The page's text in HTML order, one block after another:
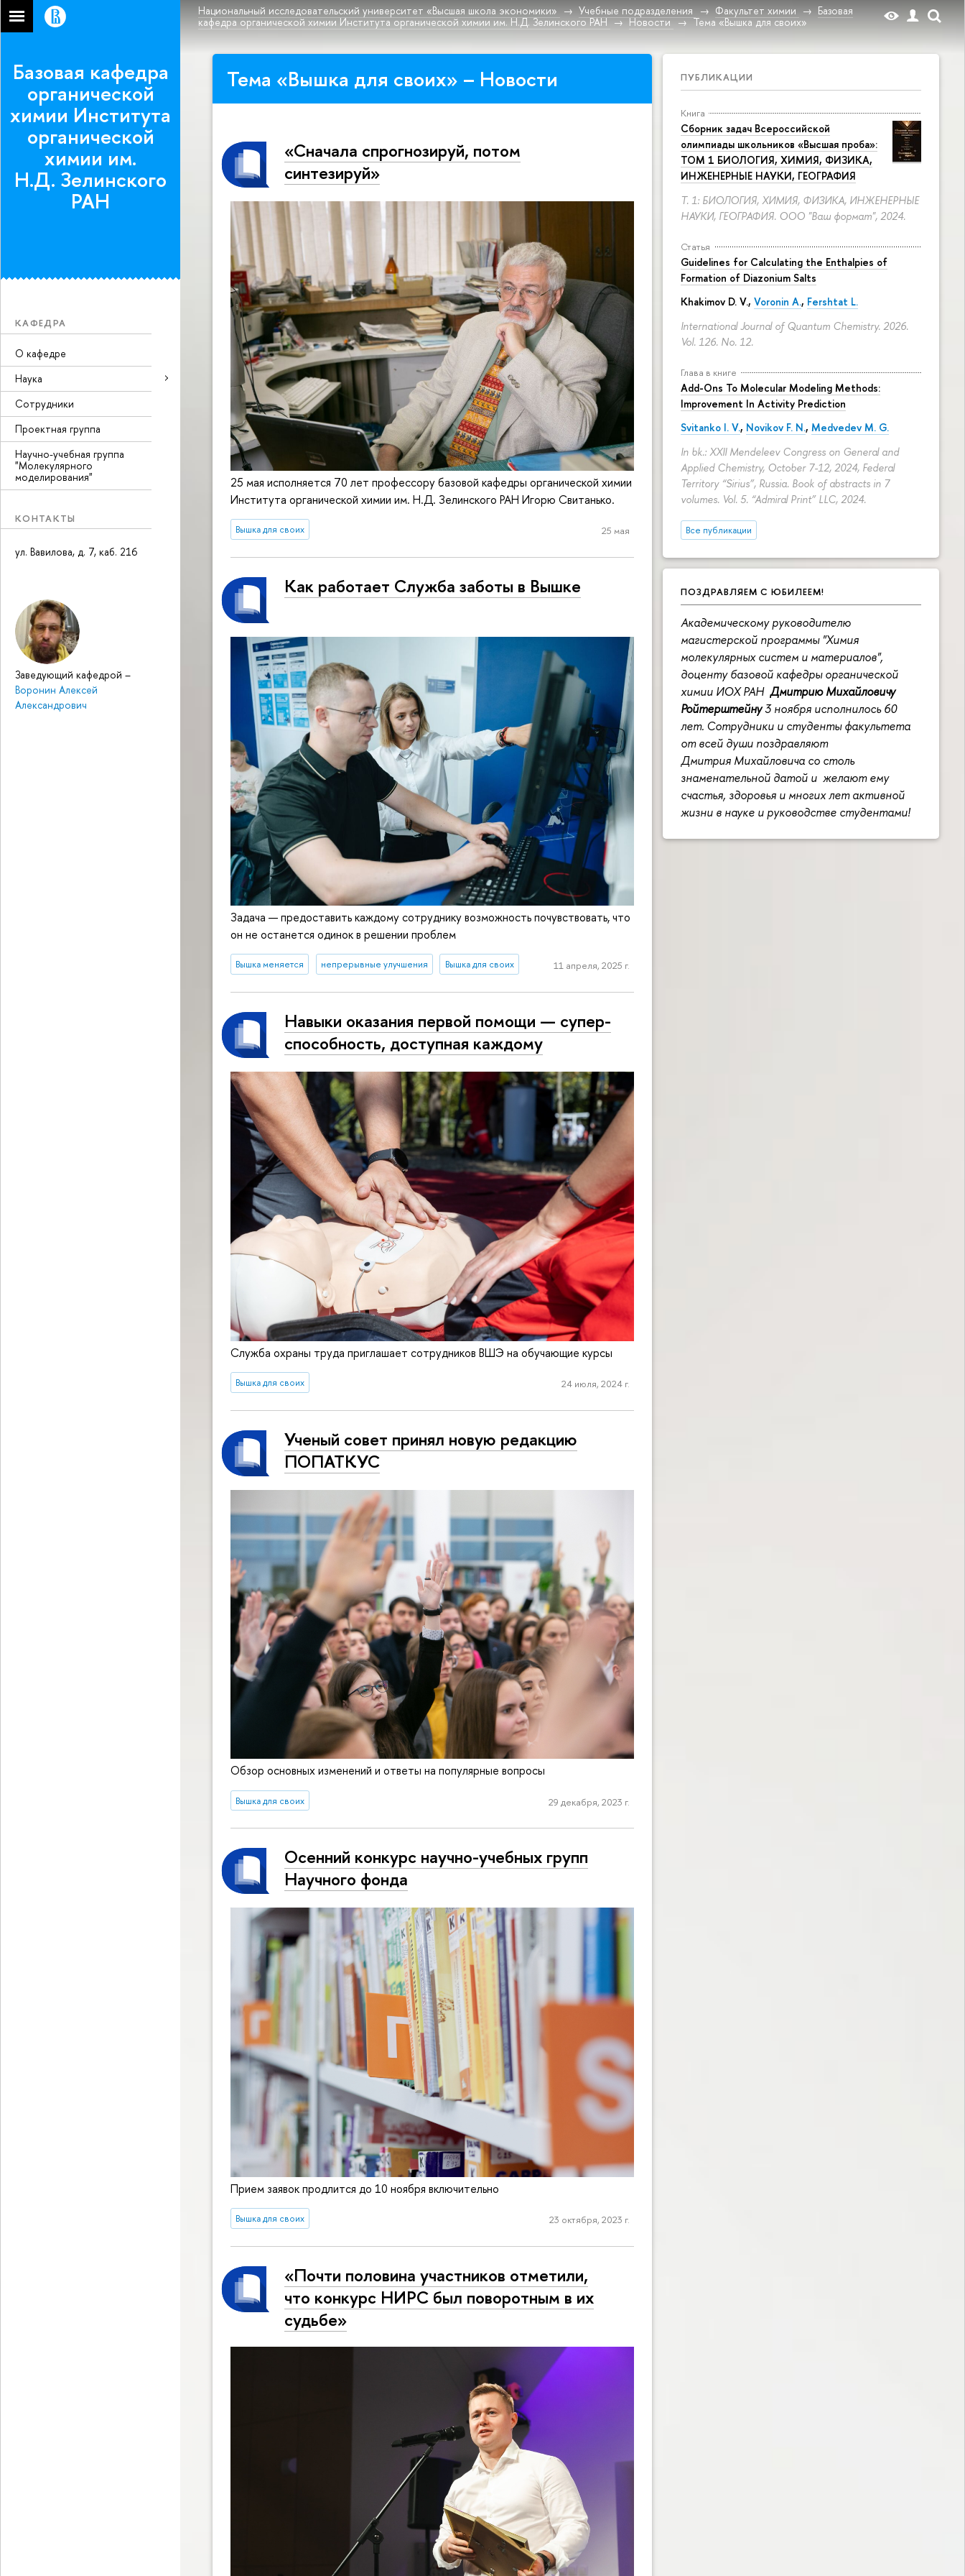
Национальный исследовательский университет «Высшая школа экономики» Учебные подразделения Факультет химии
Базовая
кафедра органической химии Института органической химии им. Н.Д. Зелинского РАН
Новости Тема «Вышка для своих»
Базовая кафедра
органической
химии Института
органической
химии им.
Н.Д. Зелинского
РАН
КАФЕДРА
О кафедре
Наука
Сотрудники
Проектная группа
Научно-учебная группа
"Молекулярного
моделирования"
КОНТАКТЫ
ул. Вавилова, д. 7, каб. 216
Заведующий кафедрой –
Воронин Алексей
Александрович
ПУБЛИКАЦИИ
Книга
Сборник задач Всероссийской
олимпиады школьников «Высшая проба»:
ТОМ 1 БИОЛОГИЯ, ХИМИЯ, ФИЗИКА,
ИНЖЕНЕРНЫЕ НАУКИ, ГЕОГРАФИЯ
Т. 1: БИОЛОГИЯ, ХИМИЯ, ФИЗИКА, ИНЖЕНЕРНЫЕ
НАУКИ, ГЕОГРАФИЯ. ООО "Ваш формат", 2024.
Статья
Guidelines for Calculating the Enthalpies of
Formation of Diazonium Salts
Khakimov D. V., Voronin A., Fershtat L.
International Journal of Quantum Chemistry. 2026.
Vol. 126. No. 12.
Глава в книге
Add-Ons To Molecular Modeling Methods:
Improvement In Activity Prediction
Svitanko I. V., Novikov F. N., Medvedev M. G.
In bk.: XXII Mendeleev Congress on General and
Applied Chemistry, October 7-12, 2024, Federal
Territory “Sirius”, Russia. Book of abstracts in 7
volumes. Vol. 5. “Admiral Print” LLC, 2024.
Все публикации
ПОЗДРАВЛЯЕМ С ЮБИЛЕЕМ!
Академическому руководителю
магистерской программы "Химия
молекулярных систем и материалов",
доценту базовой кафедры органической
химии ИОХ РАН Дмитрию Михайловичу
Ройтерштейну3 ноября исполнилось 60
лет. Сотрудники и студенты факультета
от всей души поздравляют
Дмитрия Михайловича со столь
знаменательной датой и желают ему
счастья, здоровья и многих лет активной
жизни в науке и руководстве студентами!
Тема «Вышка для своих» – Новости
«Сначала спро­гно­зи­руй, потом
синтезируй»
25 мая исполняется 70 лет профессору базовой кафедры органической химии
Института органической химии им. Н.Д. Зелинского РАН Игорю Свитанько.
Вышка для своих 25 мая
Как работает Служба заботы в Вышке
Задача — предоставить каждому сотруднику возможность почувствовать, что
он не останется одинок в решении проблем
Вышка меняется непрерывные улучшения Вышка для своих 11 апреля, 2025 г.
Навыки оказания первой помощи — су­пер­
спо­соб­ность, доступная каждому
Служба охраны труда приглашает сотрудников ВШЭ на обучающие курсы
Вышка для своих 24 июля, 2024 г.
Ученый совет принял новую редакцию
ПОПАТКУС
Обзор основных изменений и ответы на популярные вопросы
Вышка для своих 29 декабря, 2023 г.
Осенний конкурс научно-учебных групп
Научного фонда
Прием заявок продлится до 10 ноября включительно
Вышка для своих 23 октября, 2023 г.
«Почти половина участников отметили,
что конкурс НИРС был поворотным в их
судьбе»